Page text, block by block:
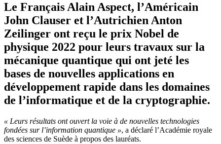
Le Français Alain Aspect, l’Américain
John Clauser et l’Autrichien Anton
Zeilinger ont reçu le prix Nobel de
physique 2022 pour leurs travaux sur la
mécanique quantique qui ont jeté les
bases de nouvelles applications en
développement rapide dans les domaines
de l’informatique et de la cryptographie.
« Leurs résultats ont ouvert la voie à de nouvelles technologies
fondées sur l’information quantique », a déclaré l’Académie royale
des sciences de Suède à propos des lauréats.